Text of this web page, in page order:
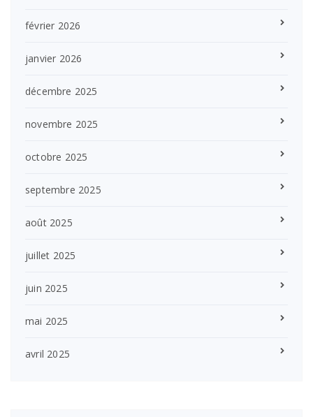
février 2026
janvier 2026
décembre 2025
novembre 2025
octobre 2025
septembre 2025
août 2025
juillet 2025
juin 2025
mai 2025
avril 2025